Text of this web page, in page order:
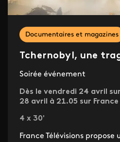
Documentaires et magazines
Tchernobyl, une
Soirée événement
Dès le vendredi 24 avril
28 avril à 21.05 sur France
4 x 30'
France Télévisions